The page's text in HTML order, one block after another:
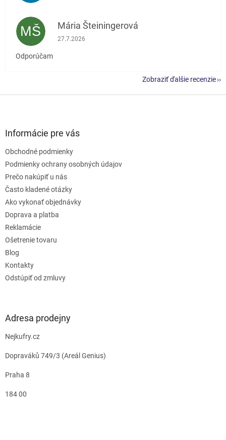
MŠ Mária Šteiningerová
Hodnotenie obchodu je 5 z 5 hviezdičiek.
27.7.2026
Odporúčam
Zobraziť ďalšie recenzie
Informácie pre vás
Obchodné podmienky
Podmienky ochrany osobných údajov
Prečo nakúpiť u nás
Často kladené otázky
Ako vykonať objednávky
Doprava a platba
Reklamácie
Ošetrenie tovaru
Blog
Kontakty
Odstúpiť od zmluvy
Adresa prodejny
Nejkufry.cz
Dopraváků 749/3 (Areál Genius)
Praha 8
184 00